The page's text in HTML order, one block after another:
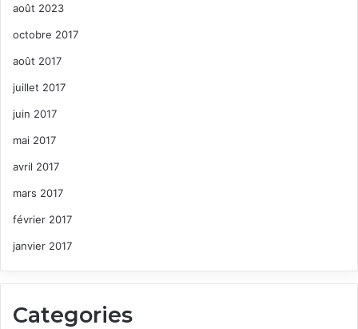
août 2023
octobre 2017
août 2017
juillet 2017
juin 2017
mai 2017
avril 2017
mars 2017
février 2017
janvier 2017
Categories